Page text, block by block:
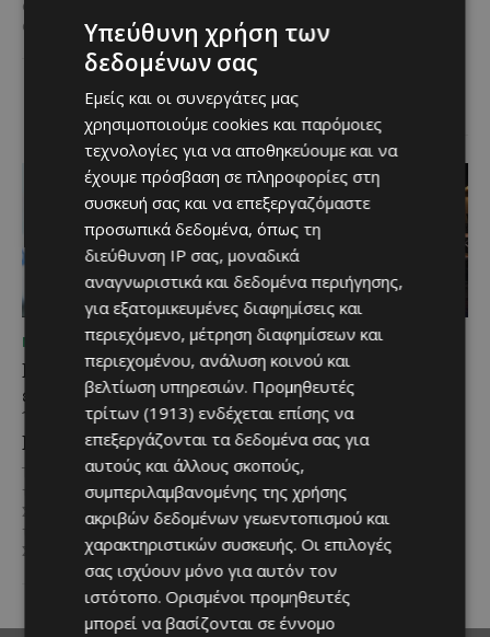
φαγητό που συνδέεται
άρρηκτα...
παρουσιάζεται στην παραλιακή
περιοχή του Αλαμινού, στην
για τρία συνεχόμενα...
ΜΈΝΟΥΜΕ ΕΝΗΜΕΡΩΜΈΝΟΙ
Επένδυση €31 εκατ. για
εκσυγχρονισμό των
Υπηρεσιών Κοινωνικής
Ευημερίας
Το έργο υλοποιείται στο πλαίσιο
του Προγράμματος Πολιτικής
Συνοχής «ΘΑΛΕΙΑ2021-2027», με
τη συγχρηματοδότησης της ΕΕ
Σε μία από τις...
ΜΈΝΟΥΜΕ ΕΝΗΜΕΡΩΜΈΝΟΙ
Νέα διεθνής διάκριση και
παγκόσμιο ρεκόρ για το
Nissan Qashqai e-
POWER
Το Nissan Qashqai e-POWER
αποδεικνύει στην πράξη την
αποδοτικότητα της τεχνολογίας
του κατακτώντας τίτλο στα
Guinness World Records....
Υπεύθυνη χρήση των
δεδομένων σας
Εμείς και οι συνεργάτες μας
χρησιμοποιούμε cookies και παρόμοιες
τεχνολογίες για να αποθηκεύουμε και να
έχουμε πρόσβαση σε πληροφορίες στη
συσκευή σας και να επεξεργαζόμαστε
προσωπικά δεδομένα, όπως τη
διεύθυνση IP σας, μοναδικά
αναγνωριστικά και δεδομένα περιήγησης,
για εξατομικευμένες διαφημίσεις και
περιεχόμενο, μέτρηση διαφημίσεων και
περιεχομένου, ανάλυση κοινού και
βελτίωση υπηρεσιών. Προμηθευτές
τρίτων (1913) ενδέχεται επίσης να
επεξεργάζονται τα δεδομένα σας για
αυτούς και άλλους σκοπούς,
συμπεριλαμβανομένης της χρήσης
ακριβών δεδομένων γεωεντοπισμού και
χαρακτηριστικών συσκευής. Οι επιλογές
σας ισχύουν μόνο για αυτόν τον
ιστότοπο. Ορισμένοι προμηθευτές
μπορεί να βασίζονται σε έννομο